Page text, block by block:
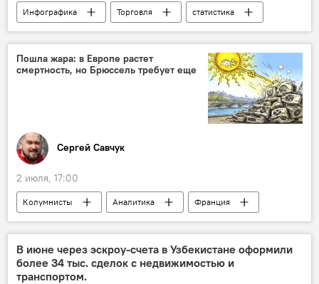
Инфографика Торговля
статистика
Узбекистан
товарооборот
Россия
Китай
Турция
Пошла жара: в Европе растет
смертность, но Брюссель требует еще
Сергей Савчук
2 июля, 17:00
Колумнисты Аналитика
Франция
Париж
Европа
В июне через эскроу-счета в Узбекистане оформили
более 34 тыс. сделок с недвижимостью и
транспортом.